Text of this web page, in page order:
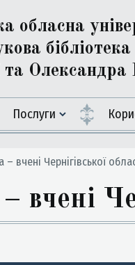
обласна
бібліотека
та Олександра
Послуги
– вчені Чернігівської
вчені